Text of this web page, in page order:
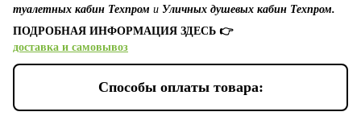
туалетных кабин Техпром и Уличных душевых кабин Техпром.
ПОДРОБНАЯ ИНФОРМАЦИЯ ЗДЕСЬ 👉
доставка и самовывоз
Способы оплаты товара: